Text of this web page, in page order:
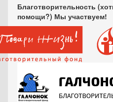
Благотворительность
помощи?) Мы участвуем!